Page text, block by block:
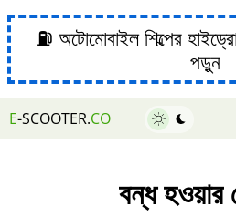
⛽ অটোমোবাইল শিল্পের
পড়ুন
E-SCOOTER.CO
বন্ধ হওয়ার